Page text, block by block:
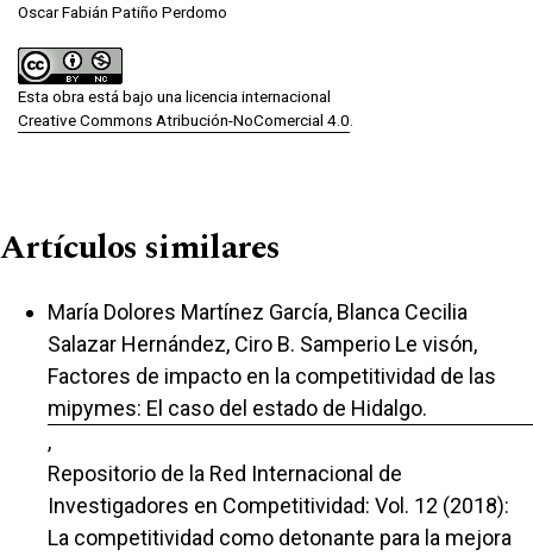
Oscar Fabián Patiño Perdomo
Esta obra está bajo una licencia internacional
Creative Commons Atribución-NoComercial 4.0.
Artículos similares
María Dolores Martínez García, Blanca Cecilia
Salazar Hernández, Ciro B. Samperio Le visón,
Factores de impacto en la competitividad de las
mipymes: El caso del estado de Hidalgo.
,
Repositorio de la Red Internacional de
Investigadores en Competitividad: Vol. 12 (2018):
La competitividad como detonante para la mejora